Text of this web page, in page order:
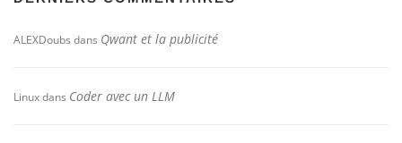
ALEXDoubs dans Qwant et la publicité
Linuxdans Coder avec un LLM